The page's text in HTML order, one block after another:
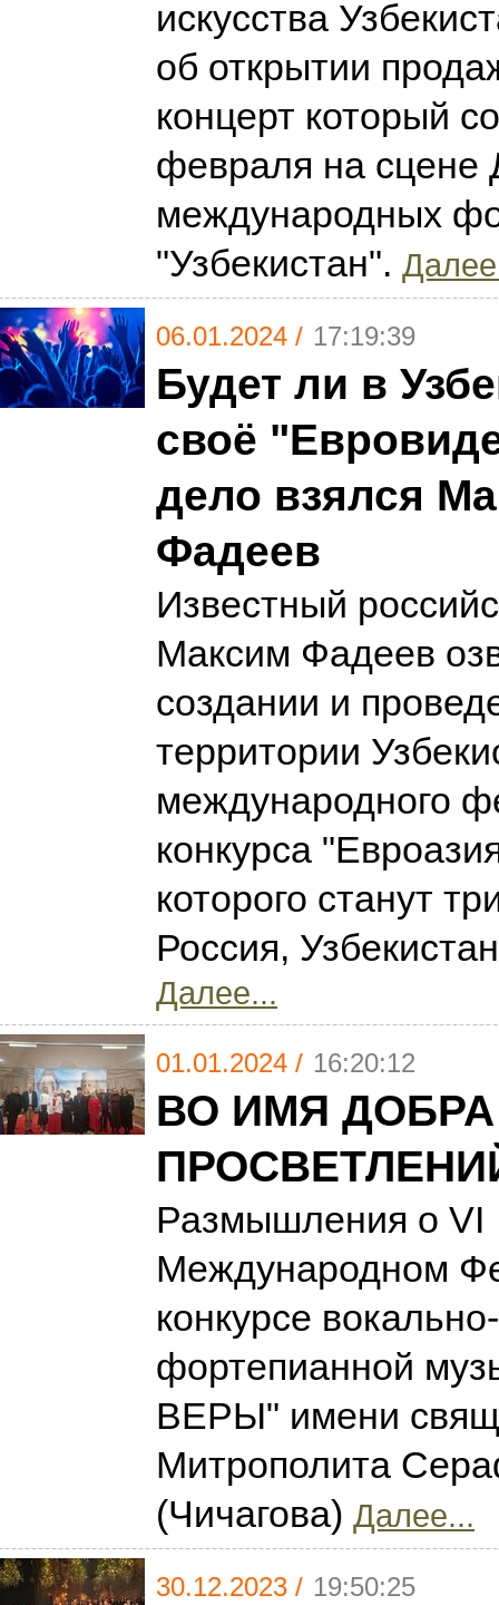
искусства
об открытии
концерт который
февраля на сцене
международных
"Узбекистан".
06.01.2024 / 17:19:39
Будет ли в
своё
дело взялся
Фадеев
Известный
Максим Фадеев
создании и
территории
международного
конкурса
которого станут
Россия,
Далее...
01.01.2024 / 16:20:12
ВО ИМЯ
Размышления о VI
Международном
конкурсе
фортепианной
ВЕРЫ" имени
Митрополита
(Чичагова) Далее...
30.12.2023 / 19:50:25